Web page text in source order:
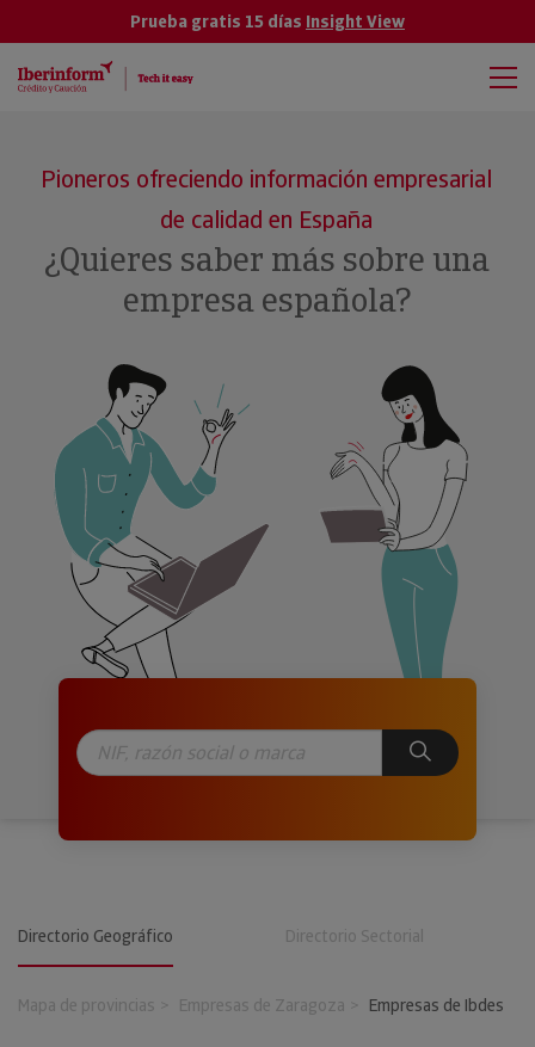
Prueba gratis 15 días Insight View
Pioneros ofreciendo información empresarial
de calidad en España
¿Quieres saber más sobre una
empresa española?
Directorio Geográfico Directorio Sectorial
Mapa de provincias Empresas de Zaragoza Empresas de Ibdes